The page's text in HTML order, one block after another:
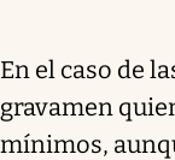
En el caso de
gravamen
mínimos,